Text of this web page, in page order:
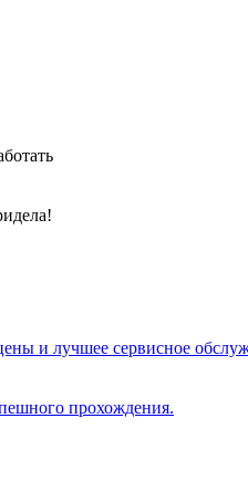
и лучшее сервисное
прохождения.